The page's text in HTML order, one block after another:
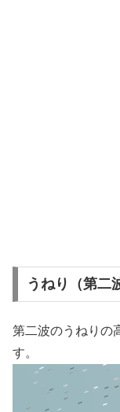
うねり（第二
第二波のうねりの
す。